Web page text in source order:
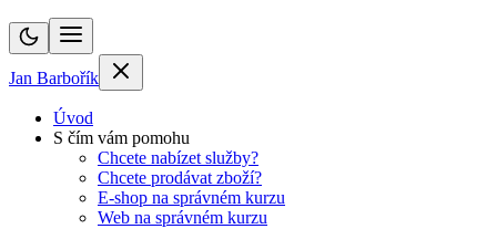
Jan Barbořík
Úvod
S čím vám pomohu
Chcete nabízet služby?
Chcete prodávat zboží?
E-shop na správném kurzu
Web na správném kurzu